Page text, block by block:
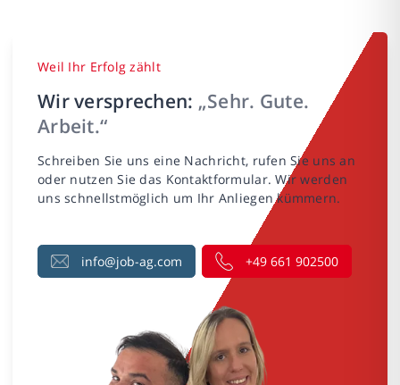
Weil Ihr Erfolg zählt
Wir versprechen: „Sehr. Gute.
Arbeit.“
Schreiben Sie uns eine Nachricht, rufen Sie uns an
oder nutzen Sie das Kontaktformular. Wir werden
uns schnellstmöglich um Ihr Anliegen kümmern.
info@job-ag.com +49 661 902500